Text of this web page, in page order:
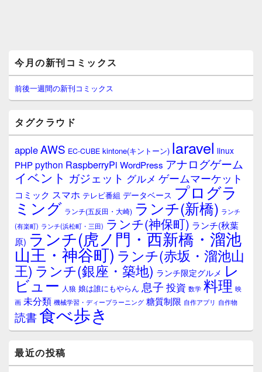
イ
ン
サ
イ
ウ
ィ
ジ
ェ
ア
今月の新刊コミックス
前後一週間の新刊コミックス
タグクラウド
appleAWS EC-CUBE kintone(キントーン) laravel linux
PHPpython RaspberryPi WordPress アナログゲーム
イベント ガジェット グルメ ゲームマーケット
コミック スマホ テレビ番組 データベース プログラ
ミング ランチ(五反田・大崎) ランチ(新橋) ランチ
(有楽町) ランチ(浜松町・三田) ランチ(神保町) ランチ(秋葉
原) ランチ(虎ノ門・西新橋・溜池
山王・神谷町) ランチ(赤坂・溜池山
王) ランチ(銀座・築地) ランチ限定グルメ レ
ビュー 人狼 娘は誰にもやらん 息子 投資 数学 料理 映
画 未分類 機械学習・ディープラーニング 糖質制限 自作アプリ 自作物
読書食べ歩き
最近の投稿